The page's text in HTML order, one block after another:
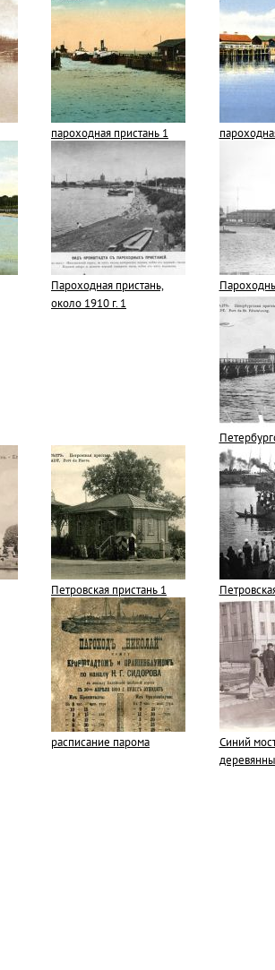
пароходная пристань 1
Пароходная пристань,
около 1910 г. 1
Петровская пристань 1
расписание парома
Синий